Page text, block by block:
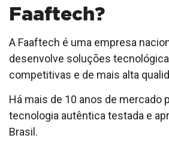
Faaftech?
A Faaftech é uma empresa
desenvolve soluções
competitivas e de mais alta
Há mais de 10 anos de mercado
tecnologia autêntica testada e
Brasil.